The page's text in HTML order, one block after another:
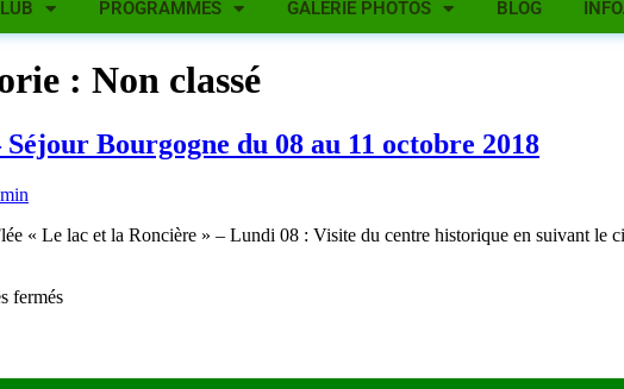
PROGRAMMES GALERIE PHOTOS BLOG
: Non classé
Bourgogne du 08 au 11 octobre 2018
« Le lac et la Roncière » – Lundi 08 : Visite du centre historique en suivant
fermés